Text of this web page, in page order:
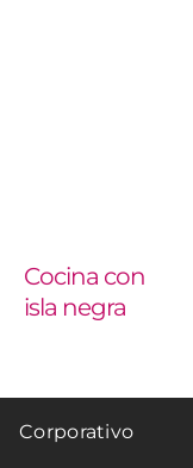
Cocina con
isla negra
Corporativo